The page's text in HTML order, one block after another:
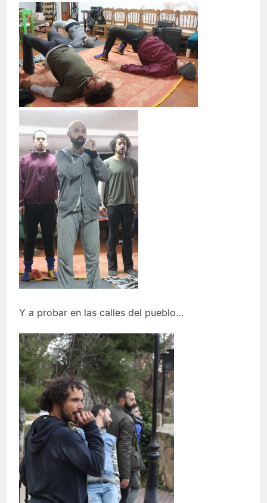
Y a probar en las calles del pueblo…